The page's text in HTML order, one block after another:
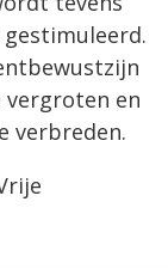
en
verbreden.